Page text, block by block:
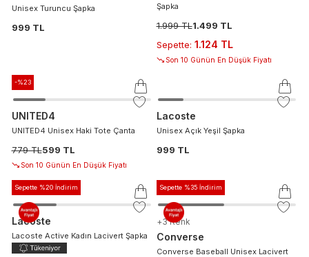
Unisex Turuncu Şapka
999 TL
Şapka
1.999 TL1.499 TL
Sepette: 1.124 TL
Son 10 Günün En Düşük Fiyatı
-%23
UNITED4
UNITED4 Unisex Haki Tote Çanta
779 TL599 TL
Son 10 Günün En Düşük Fiyatı
Lacoste
Unisex Açık Yeşil Şapka
999 TL
Sepette %20 İndirim
Lacoste
Lacoste Active Kadın Lacivert Şapka
Sepette %35 İndirim
+3 Renk
Converse
Converse Baseball Unisex Lacivert